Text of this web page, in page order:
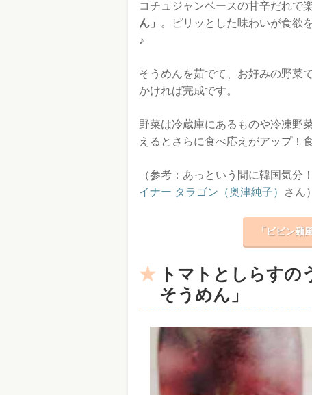
コチュジャンベースの甘辛だれで
ん」
。ピリッとした味わいが食欲
♪
そうめんを茹でて、お好みの野菜
かければ完成です。
野菜は冷蔵庫にあるものや冷凍野
えるとさらに食べ応えがアップ！
（参考：あっという間に韓国気分
イナー タラゴン（奥津純子）
さん）
「ビビン麺
トマトとしらすの
そうめん」